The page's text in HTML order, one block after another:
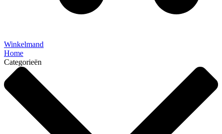
Winkelmand
Home
Categorieën